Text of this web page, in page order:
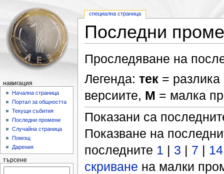
Последни
Проследяване на
Легенда: тек= разлика
версиите, М = малка
Показани са
Показване на
последните 1 | 3 | 7 | 14
скриване на малки
специална страница
навигация
Начална страница
Портал за общността
Текущи събития
Последни промени
Случайна страница
Помощ
Дарения
търсене